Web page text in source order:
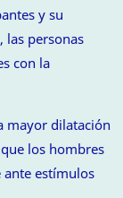
y su
las personas
con la
mayor dilatación
los hombres
ante estímulos